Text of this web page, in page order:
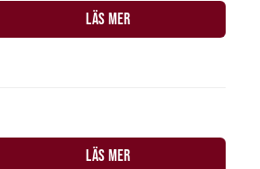
LÄS MER
LÄS MER